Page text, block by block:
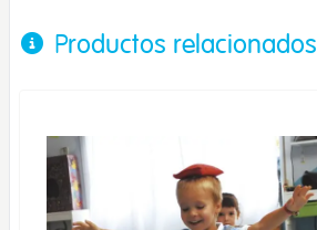
Productos relacionados